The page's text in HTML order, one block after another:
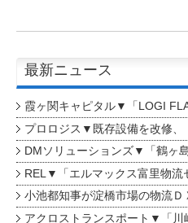
最新ニュース
霞ヶ関キャピタル▼「LOGI
プロロジス▼既存設備を改修、
DMソリューションズ▼「鶴ヶ
REL▼「エルマックス富里物流
小池都知事が淀橋市場の物流Ｄ
アクロストランスポート▼「川